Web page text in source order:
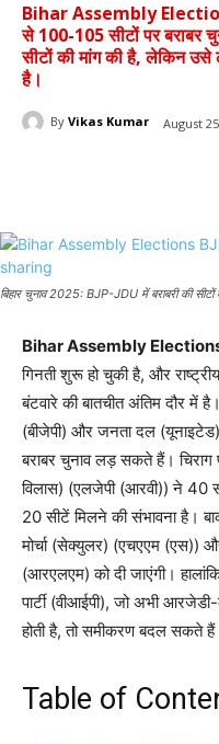
Bihar Assembly
से 100-105 सीटों पर बराबर
सीटों की मांग की है, लेकिन
है।
By Vikas Kumar August
बिहार चुनाव 2025: BJP-JDU में बराबरी की
Bihar Assembly
गिनती शुरू हो चुकी है, और
बंटवारे की बातचीत अंतिम दौर में
(बीजेपी) और जनता दल
बराबर चुनाव लड़ सकते हैं। चिराग
विलास) (एलजेपी (आरवी)) ने 40
20 सीटें मिलने की संभावना है।
मोर्चा (सेक्युलर) (एचएएम (एस))
(आरएलएम) को दी जाएंगी।
पार्टी (वीआईपी), जो अभी
होती है, तो समीकरण बदल सकते
Table of